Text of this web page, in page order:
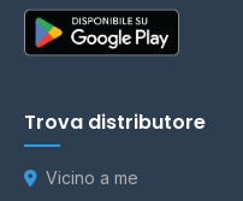
Trova distributore
Vicino a me